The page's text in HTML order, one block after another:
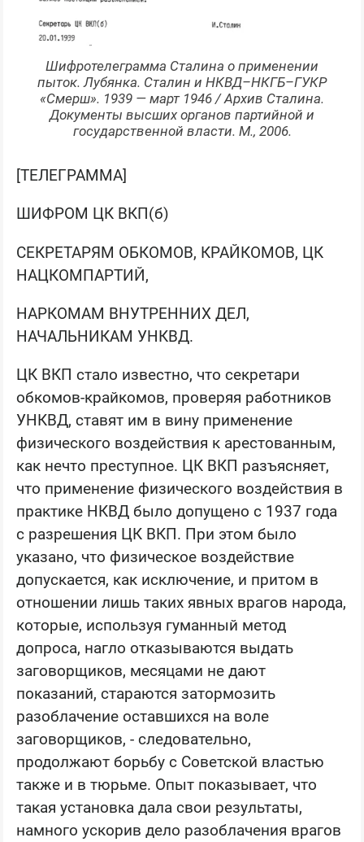
Шифротелеграмма Сталина о применении
пыток. Лубянка. Сталин и НКВД–НКГБ–ГУКР
«Смерш». 1939 — март 1946 / Архив Сталина.
Документы высших органов партийной и
государственной власти. М., 2006.
[ТЕЛЕГРАММА]
ШИФРОМ ЦК ВКП(б)
СЕКРЕТАРЯМ ОБКОМОВ, КРАЙКОМОВ, ЦК
НАЦКОМПАРТИЙ,
НАРКОМАМ ВНУТРЕННИХ ДЕЛ,
НАЧАЛЬНИКАМ УНКВД.
ЦК ВКП стало известно, что секретари
обкомов-крайкомов, проверяя работников
УНКВД, ставят им в вину применение
физического воздействия к арестованным,
как нечто преступное. ЦК ВКП разъясняет,
что применение физического воздействия в
практике НКВД было допущено с 1937 года
с разрешения ЦК ВКП. При этом было
указано, что физическое воздействие
допускается, как исключение, и притом в
отношении лишь таких явных врагов народа,
которые, используя гуманный метод
допроса, нагло отказываются выдать
заговорщиков, месяцами не дают
показаний, стараются затормозить
разоблачение оставшихся на воле
заговорщиков, - следовательно,
продолжают борьбу с Советской властью
также и в тюрьме. Опыт показывает, что
такая установка дала свои результаты,
намного ускорив дело разоблачения врагов